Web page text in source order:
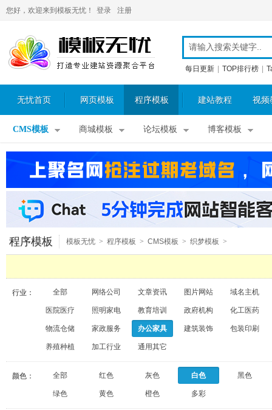
您好，欢迎来到模板无忧！ 登录 注册
每日更新 TOP排行榜
无忧首页 网页模板 程序模板 建站教程 视频
CMS模板 商城模板 论坛模板 博客模板
程序模板 模板无忧 > 程序模板 > CMS模板 > 织梦模板 >
行业： 全部 网络公司 文章资讯 图片网站 域名主机
医院医疗 照明家电 教育培训 政府机构 化工医药
物流仓储 家政服务 办公家具 建筑装饰 包装印刷
养殖种植 加工行业 通用其它
颜色： 全部 红色 灰色 白色 黑色
绿色 黄色 橙色 多彩